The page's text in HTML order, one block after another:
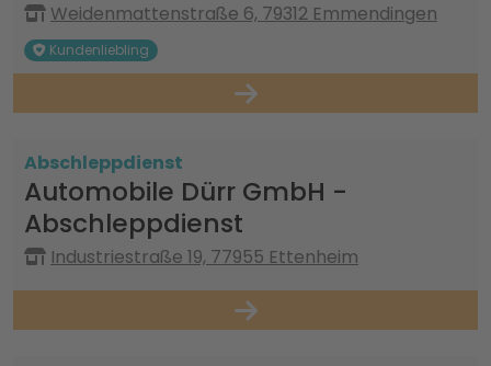
Weidenmattenstraße 6, 79312 Emmendingen
Kundenliebling
Abschleppdienst
Automobile Dürr GmbH -
Abschleppdienst
Industriestraße 19, 77955 Ettenheim